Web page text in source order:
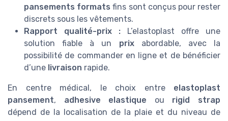
pansements formats fins sont conçus pour rester
discrets sous les vêtements.
Rapport qualité-prix : L’elastoplast offre une
solution fiable à un prixabordable, avec la
possibilité de commander en ligne et de bénéficier
d’une livraison rapide.
En centre médical, le choix entre elastoplast
pansement, adhesive elastique ou rigid strap
dépend de la localisation de la plaie et du niveau de